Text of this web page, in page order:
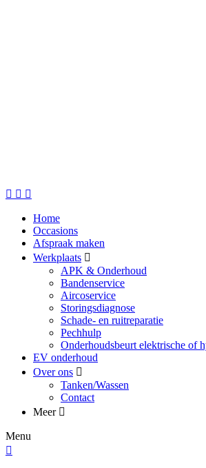
Home
Occasions
Afspraak maken
Werkplaats
APK & Onderhoud
Bandenservice
Aircoservice
Storingsdiagnose
Schade- en ruitreparatie
Pechhulp
Onderhoudsbeurt elektrische of
EV onderhoud
Over ons
Tanken/Wassen
Contact
Meer
Menu